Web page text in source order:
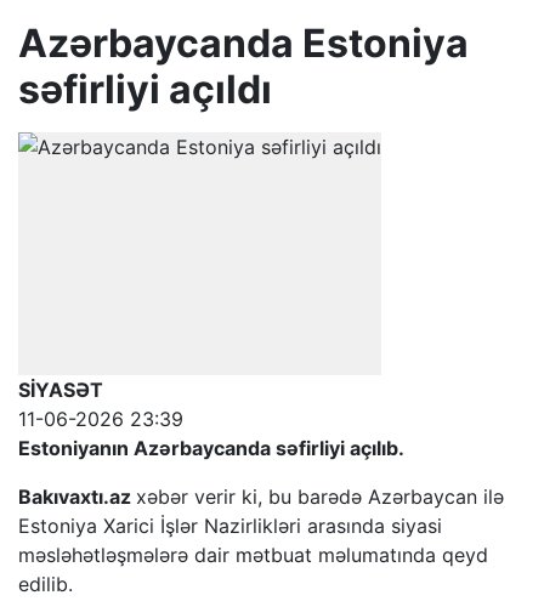
Azərbaycanda Estoniya
səfirliyi açıldı
SİYASƏT
11-06-2026 23:39
Estoniyanın Azərbaycanda səfirliyi açılıb.
Bakıvaxtı.az xəbər verir ki, bu barədə Azərbaycan ilə
Estoniya Xarici İşlər Nazirlikləri arasında siyasi
məsləhətləşmələrə dair mətbuat məlumatında qeyd
edilib.